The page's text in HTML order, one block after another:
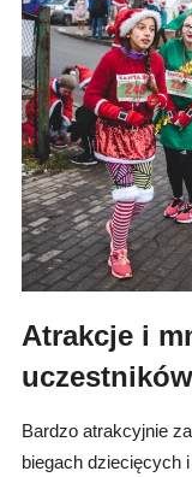
Atrakcje i
uczestników
Bardzo atrakcyjnie
biegach dziecięcych